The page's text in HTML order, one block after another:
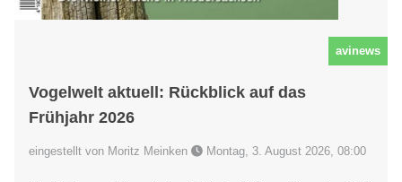
avinews
Vogelwelt aktuell: Rückblick auf das
Frühjahr 2026
eingestellt von Moritz Meinken Montag, 3. August 2026, 08:00